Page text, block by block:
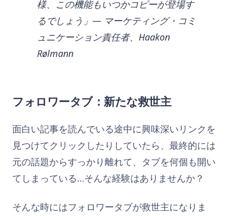
様、この機能もいつかコピーが登場す
るでしょう」― マーケティング・コミ
ュニケーション責任者、Haakon
Rølmann
フォロワータブ：新たな救世主
面白い記事を読んでいる途中に興味深いリンクを
見つけてクリックしたりしていたら、最終的には
元の話題からすっかり離れて、タブを何個も開い
てしまっている…そんな経験はありませんか？
そんな時にはフォロワータブが救世主になりま